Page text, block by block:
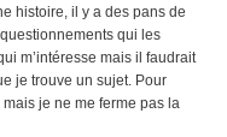
histoire, il y a des pans de
qui les
m’intéresse mais il faudrait
je trouve un sujet. Pour
mais je ne me ferme pas la